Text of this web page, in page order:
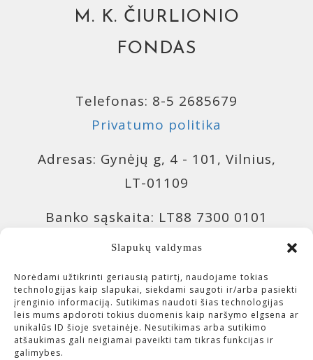
Slapukų valdymas
Norėdami užtikrinti geriausią patirtį, naudojame tokias
technologijas kaip slapukai, siekdami saugoti ir/arba pasiekti
įrenginio informaciją. Sutikimas naudoti šias technologijas
leis mums apdoroti tokius duomenis kaip naršymo elgsena ar
unikalūs ID šioje svetainėje. Nesutikimas arba sutikimo
atšaukimas gali neigiamai paveikti tam tikras funkcijas ir
galimybes.
M. K. ČIURLIONIO
FONDAS
Telefonas: 8-5 2685679
Privatumo politika
Adresas: Gynėjų g, 4 - 101, Vilnius,
LT-01109
Banko sąskaita: LT88 7300 0101
9943 0957, Swedbank 73000
Banko sąskaita: LT04 4010 0510
0420 7214, Luminor 40100
Įmonės kodas: 300643113 (VšĮ